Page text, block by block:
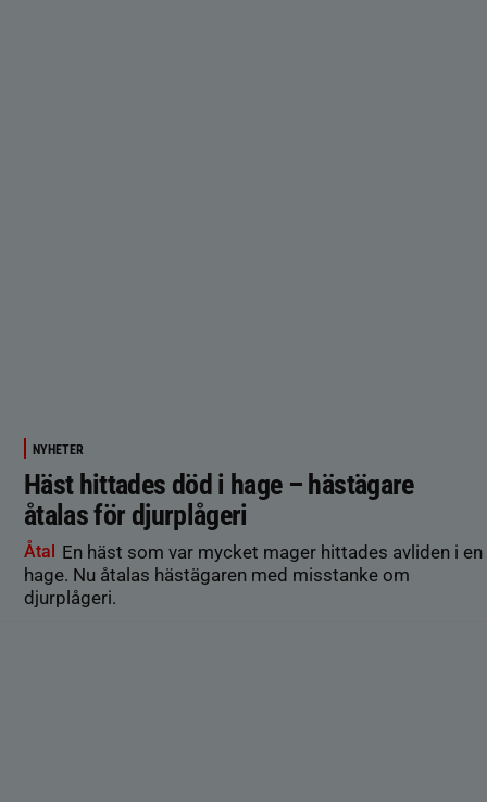
NYHETER
Häst hittades död i hage – hästägare
åtalas för djurplågeri
Åtal En häst som var mycket mager hittades avliden i en
hage. Nu åtalas hästägaren med misstanke om
djurplågeri.